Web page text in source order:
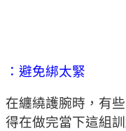
：避免綁太緊
在纏繞護腕時，有
得在做完當下這組